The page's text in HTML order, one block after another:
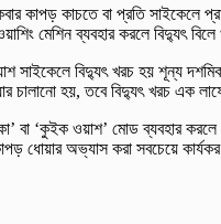
কাপড় কাচতে বা প্রতি
মেশিন ব্যবহার করলে বিদ্যুৎ
সাইকেলে বিদ্যুৎ খরচ হয়
চালানো হয়, তবে বিদ্যুৎ খরচ
বা ‘কুইক ওয়াশ’ মোড ব্যবহার
কাপড় ধোয়ার অভ্যাস করা সবচেয়ে